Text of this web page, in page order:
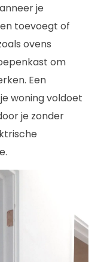
je
toevoegt of
ovens
om
Een
woning voldoet
je zonder